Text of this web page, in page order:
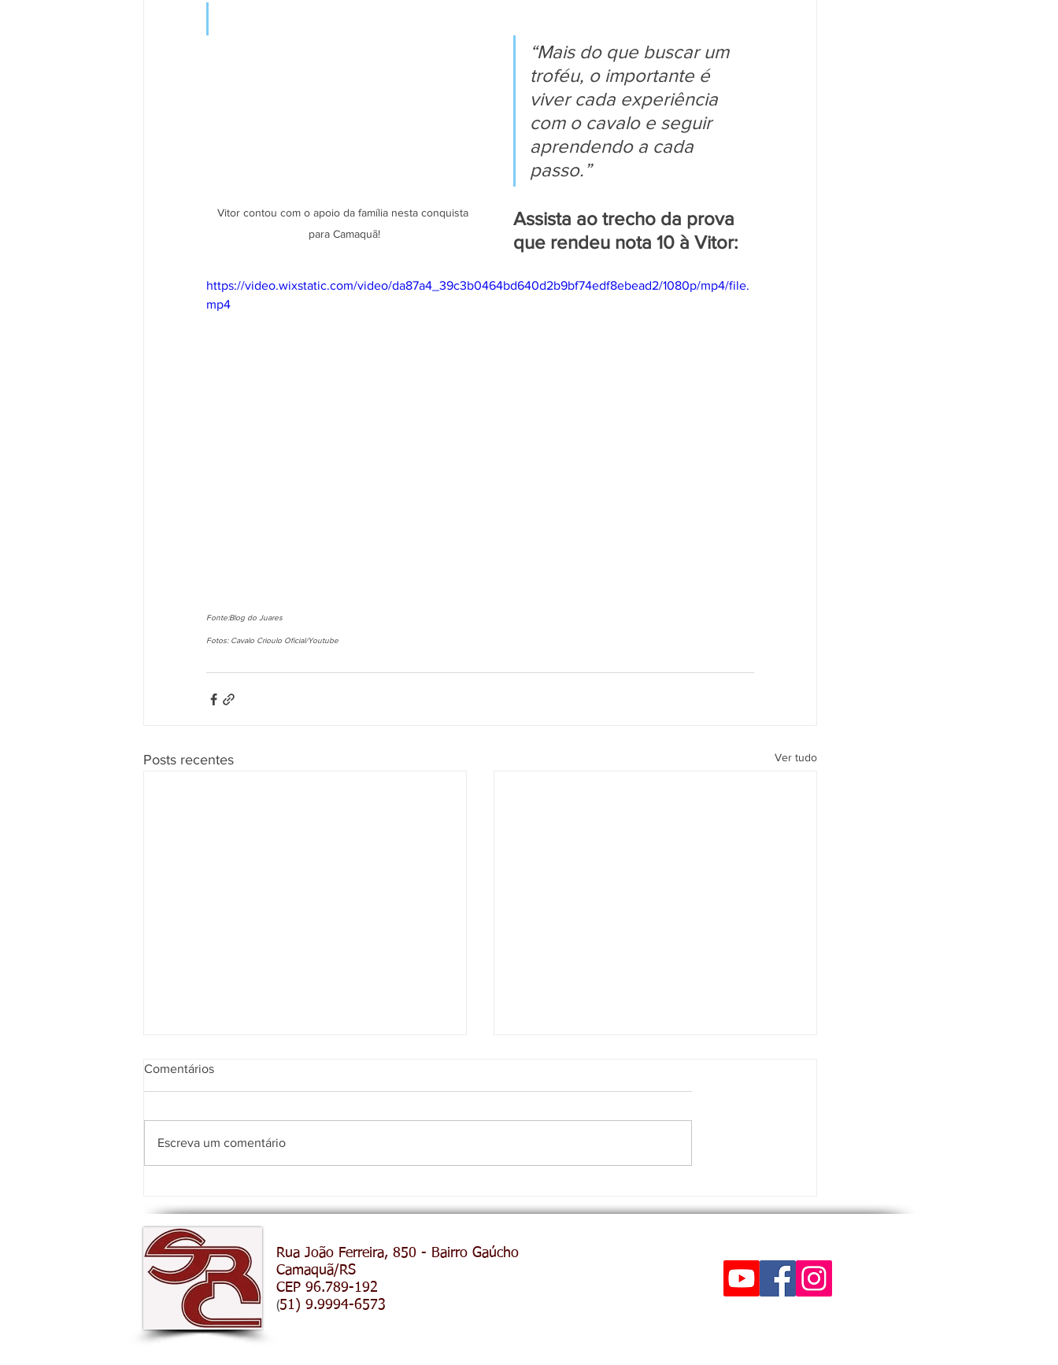
Vitor contou com o apoio da família nesta conquista
para Camaquã!
“Mais do que buscar um
troféu, o importante é
viver cada experiência
com o cavalo e seguir
aprendendo a cada
passo.”
Assista ao trecho da prova
que rendeu nota 10 à Vitor:
https://video.wixstatic.com/video/da87a4_39c3b0464bd640d2b9bf74edf8ebead2/1080p/mp4/file.
mp4
Fonte:Blog do Juares
Fotos: Cavalo Crioulo Oficial/Youtube
Posts recentes Ver tudo
PREFEITO ABNER SERÁ O PRIMEIRO
PALESTRANTE DE 2026 DAS REUNIÕES
ALMOÇO DO SINDICATO RURAL
É REMARCADA PARA 17 DE DEZEMBRO
Comentários
Escreva um comentário
Rua João Ferreira, 850 - Bairro Gaúcho
Camaquã/RS
CEP 96.789-192
(51) 9.9994-6573